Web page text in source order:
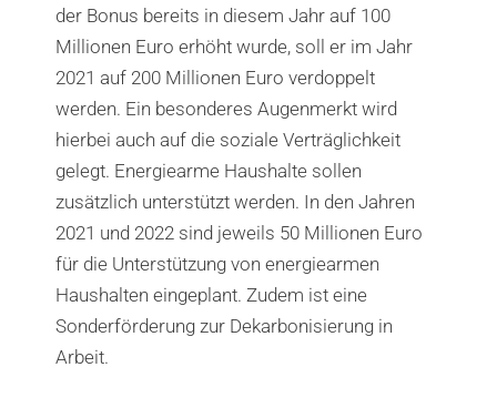
der Bonus bereits in diesem Jahr auf 100
Millionen Euro erhöht wurde, soll er im Jahr
2021 auf 200 Millionen Euro verdoppelt
werden. Ein besonderes Augenmerkt wird
hierbei auch auf die soziale Verträglichkeit
gelegt. Energiearme Haushalte sollen
zusätzlich unterstützt werden. In den Jahren
2021 und 2022 sind jeweils 50 Millionen Euro
für die Unterstützung von energiearmen
Haushalten eingeplant. Zudem ist eine
Sonderförderung zur Dekarbonisierung in
Arbeit.